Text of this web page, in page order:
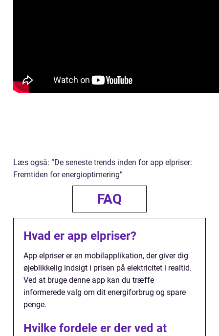
Læs også: “De seneste trends inden for app elpriser:
Fremtiden for energioptimering”
FAQ
Hvad er app elpriser?
App elpriser er en mobilapplikation, der giver dig
øjeblikkelig indsigt i prisen på elektricitet i realtid.
Ved at bruge denne app kan du træffe
informerede valg om dit energiforbrug og spare
penge.
Hvilke fordele er der ved at